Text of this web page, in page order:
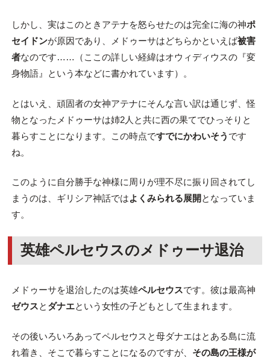
しかし、実はこのときアテナを怒らせたのは完全に海の神ポ
セイドンが原因であり、メドゥーサはどちらかといえば被害
者なのです……（ここの詳しい経緯はオウィディウスの『変
身物語』という本などに書かれています）。
とはいえ、頑固者の女神アテナにそんな言い訳は通じず、怪
物となったメドゥーサは姉2人と共に西の果てでひっそりと
暮らすことになります。この時点ですでにかわいそう です
ね。
このように自分勝手な神様に周りが理不尽に振り回されてし
まうのは、ギリシア神話ではよくみられる展開 となっていま
す。
英雄ペルセウスのメドゥーサ退治
メドゥーサを退治したのは英雄ペルセウスです。彼は最高神
ゼウスと ダナエという女性の子どもとして生まれます。
その後いろいろあってペルセウスと母ダナエはとある島に流
れ着き、そこで暮らすことになるのですが、 その島の王様が